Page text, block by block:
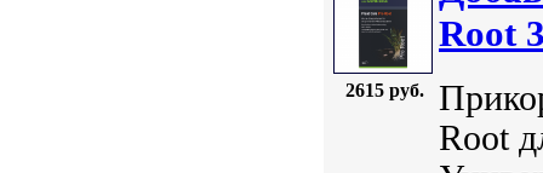
2615 руб.
Root
Root